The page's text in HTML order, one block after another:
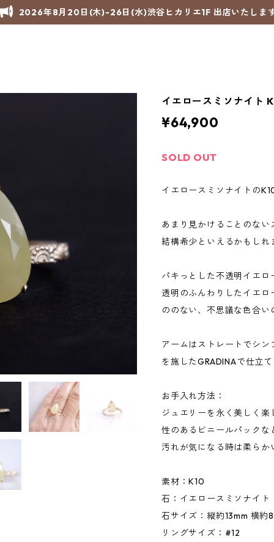
2026年8月20日(木)-26日(水)渋谷ヒカリエ1F 出店いたしま
イエロースミソナイト
¥64,900
SOLD OUT
イエロースミソナイトの
あまり見かけることのな
結構希少といえるかもしれ
パキっとした不透明イエ
透明のふんわりしたイエ
ののない、不思議な色合い
アームはストレートでシ
を施したGRADINAで仕立
お手入れ方法：
ジュエリーを永く美しく
性のあるビニールパック
汚れが気になる時は柔ら
素材：K10
石：イエロースミソナイト
石サイズ：縦約13mm 横約
リングサイズ：#12